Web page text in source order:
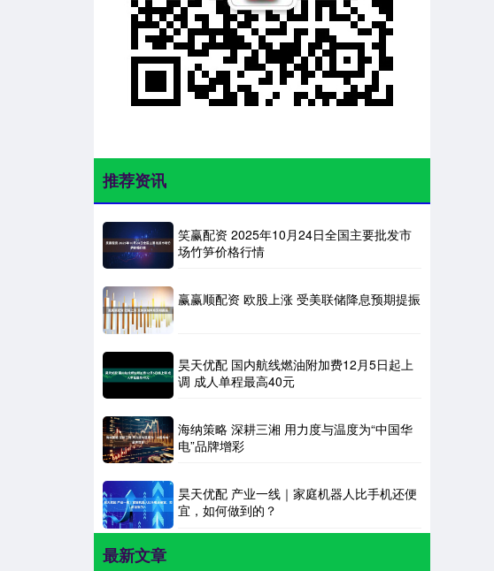
推荐资讯
笑赢配资 2025年10月24日全国主要批发市
场竹笋价格行情
赢赢顺配资 欧股上涨 受美联储降息预期提振
昊天优配 国内航线燃油附加费12月5日起上
调 成人单程最高40元
海纳策略 深耕三湘 用力度与温度为“中国华
电”品牌增彩
昊天优配 产业一线｜家庭机器人比手机还便
宜，如何做到的？
最新文章